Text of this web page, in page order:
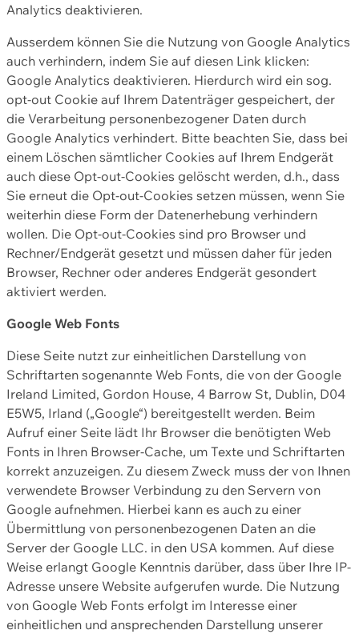
Analytics deaktivieren.
Ausserdem können Sie die Nutzung von Google Analytics
auch verhindern, indem Sie auf diesen Link klicken:
Google Analytics deaktivieren. Hierdurch wird ein sog.
opt-out Cookie auf Ihrem Datenträger gespeichert, der
die Verarbeitung personenbezogener Daten durch
Google Analytics verhindert. Bitte beachten Sie, dass bei
einem Löschen sämtlicher Cookies auf Ihrem Endgerät
auch diese Opt-out-Cookies gelöscht werden, d.h., dass
Sie erneut die Opt-out-Cookies setzen müssen, wenn Sie
weiterhin diese Form der Datenerhebung verhindern
wollen. Die Opt-out-Cookies sind pro Browser und
Rechner/Endgerät gesetzt und müssen daher für jeden
Browser, Rechner oder anderes Endgerät gesondert
aktiviert werden.
Google Web Fonts
Diese Seite nutzt zur einheitlichen Darstellung von
Schriftarten sogenannte Web Fonts, die von der Google
Ireland Limited, Gordon House, 4 Barrow St, Dublin, D04
E5W5, Irland („Google“) bereitgestellt werden. Beim
Aufruf einer Seite lädt Ihr Browser die benötigten Web
Fonts in Ihren Browser-Cache, um Texte und Schriftarten
korrekt anzuzeigen. Zu diesem Zweck muss der von Ihnen
verwendete Browser Verbindung zu den Servern von
Google aufnehmen. Hierbei kann es auch zu einer
Übermittlung von personenbezogenen Daten an die
Server der Google LLC. in den USA kommen. Auf diese
Weise erlangt Google Kenntnis darüber, dass über Ihre IP-
Adresse unsere Website aufgerufen wurde. Die Nutzung
von Google Web Fonts erfolgt im Interesse einer
einheitlichen und ansprechenden Darstellung unserer